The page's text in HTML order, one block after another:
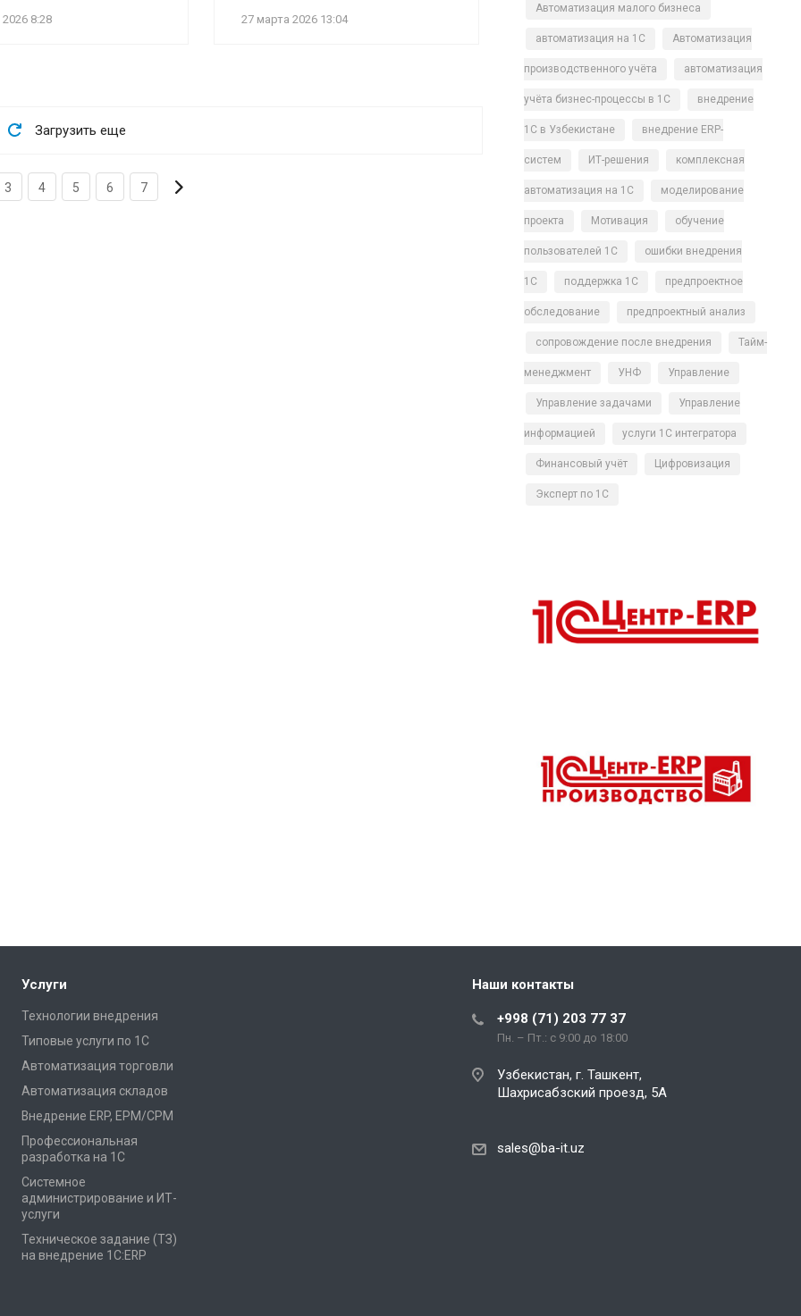
8:28 27 марта 2026 13:04
Загрузить еще
3 4 5 6 7
Автоматизация малого бизнеса
автоматизация на 1С Автоматизация
производственного учёта автоматизация
учёта бизнес-процессы в 1С внедрение
1С в Узбекистане внедрение ERP-
систем ИТ-решения комплексная
автоматизация на 1С моделирование
проекта Мотивация обучение
пользователей 1С ошибки внедрения
1С поддержка 1С предпроектное
обследование предпроектный анализ
сопровождение после внедрения Тайм-
менеджмент УНФ Управление
Управление задачами Управление
информацией услуги 1С интегратора
Финансовый учёт Цифровизация
Эксперт по 1С
Услуги
Технологии внедрения
Типовые услуги по 1С
Автоматизация торговли
Автоматизация складов
Внедрение ERP, EPM/CPM
Профессиональная
разработка на 1С
Системное
администрирование и ИТ-
услуги
Техническое задание (ТЗ)
на внедрение 1С:ERP
Наши контакты
+998 (71) 203 77 37
Пн. – Пт.: с 9:00 до 18:00
Узбекистан, г. Ташкент,
Шахрисабзский проезд, 5А
sales@ba-it.uz